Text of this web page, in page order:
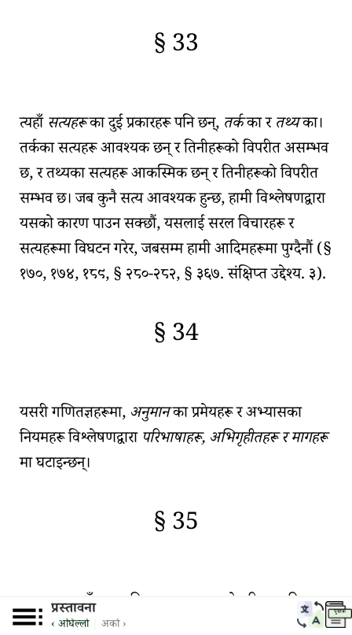
§ 33
त्यहाँसत्यहरूका दुई प्रकारहरू पनि छन्, तर्कका रतथ्यका।
तर्कका सत्यहरूआवश्यक छन् र तिनीहरूको विपरीत असम्भव
छ, र तथ्यका सत्यहरू आकस्मिक छन् र तिनीहरूको विपरीत
सम्भव छ। जब कुनै सत्य आवश्यक हुन्छ, हामी विश्लेषणद्वारा
यसको कारण पाउन सक्छौं, यसलाई सरल विचारहरू र
सत्यहरूमा विघटन गरेर, जबसम्म हामी आदिमहरूमा पुग्दैनौं (§
१७०, १७४, १८९, § २८०-२८२, § ३६७. संक्षिप्त उद्देश्य. ३).
§ 34
यसरी गणितज्ञहरूमा, अनुमानका प्रमेयहरू र अभ्यासका
नियमहरू विश्लेषणद्वारापरिभाषाहरू, अभिगृहीतहरू र मागहरू
मा घटाइन्छन्।
§ 35
र अन्तमा त्यहाँ सरल विचारहरू छन् जसको परिभाषा दिन
सकिँदैन; त्यहाँ अभिगृहीतहरू र मागहरू पनि छन्, वा एक
प्रस्तावना
‹ अघिल्लो अर्को ›
पुस्तक